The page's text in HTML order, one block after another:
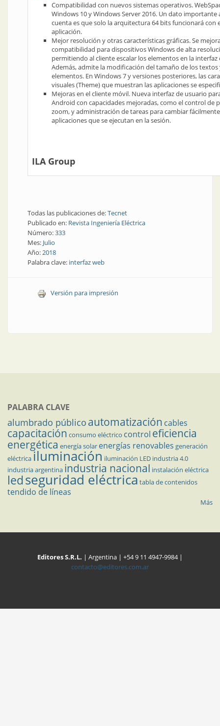
Compatibilidad con nuevos sistemas operativos.
Windows 10 y Windows Server 2016. Un dato importante
cuenta es que solo la arquitectura 64 bits funcionará con
aplicación.
Mejor resolución y otras características gráficas. Se
compatibilidad para dispositivos Windows de alta
permitiendo al cliente escalar los elementos en la interfaz
Además, admite la modificación del tamaño de los
elementos. En Windows 7 y versiones posteriores, las
visuales (Theme) que muestran las aplicaciones se
Mejoras en el cliente móvil. Nueva interfaz de usuario
Android con capacidades mejoradas, como el control de
zoom, y administración de tareas para cambiar
aplicaciones que se ejecutan en la sesión.
ILA Group
Todas las publicaciones de:Tecnet
Publicado en: Revista Ingeniería Eléctrica
Número:333
Mes: Julio
Año:2018
Palabra clave: interfaz web
Versión para impresión
PALABRA CLAVE
alumbrado público automatización cables
capacitación consumo eléctrico control eficiencia
energética energía solar energías renovables generación
eléctricailuminación iluminación LED industria 4.0
industria argentina industria nacional instalación eléctrica
ledseguridad eléctrica tabla de contenidos
tendido de líneas
Más
Editores S.R.L. | Argentina | +54 9 11 4947-9984 |
contacto@editores.com.ar